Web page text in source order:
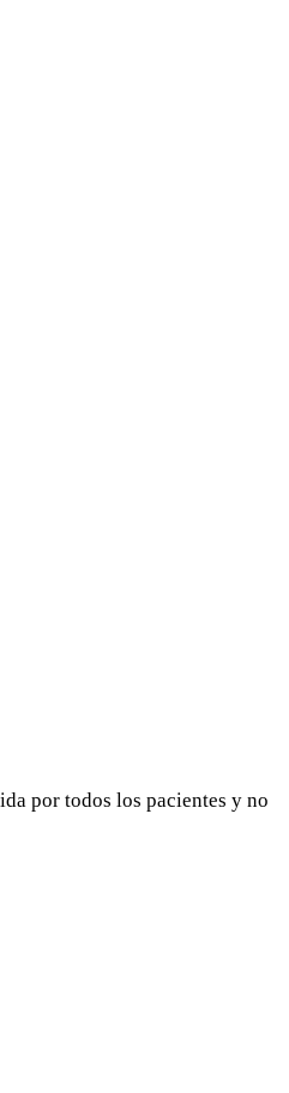
por todos los pacientes y no